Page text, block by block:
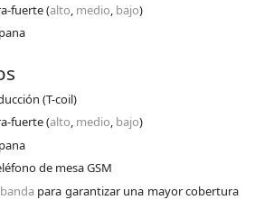
fuerte (alto, medio, bajo)
(T-coil)
fuerte (alto, medio, bajo)
de mesa GSM
para garantizar una mayor cobertura